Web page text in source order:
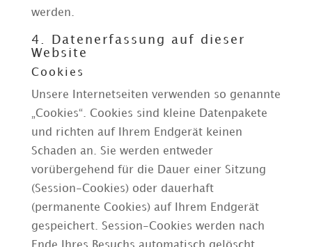
werden.
4. Datenerfassung auf dieser
Website
Cookies
Unsere Internetseiten verwenden so genannte
„Cookies“. Cookies sind kleine Datenpakete
und richten auf Ihrem Endgerät keinen
Schaden an. Sie werden entweder
vorübergehend für die Dauer einer Sitzung
(Session-Cookies) oder dauerhaft
(permanente Cookies) auf Ihrem Endgerät
gespeichert. Session-Cookies werden nach